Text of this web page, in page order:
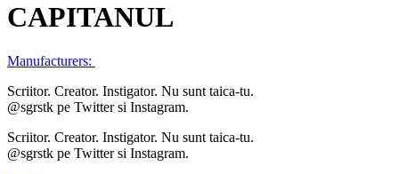
CAPITANUL
Manufacturers:
Scriitor. Creator. Instigator. Nu sunt taica-tu.
@sgrstk pe Twitter si Instagram.
Scriitor. Creator. Instigator. Nu sunt taica-tu.
@sgrstk pe Twitter si Instagram.